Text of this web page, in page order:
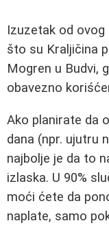
Izuzetak od ovog
što su Kraljičina
Mogren u Budvi,
obavezno
Ako planirate da
dana (npr. ujutru
najbolje je da to
izlaska. U 90%
moći ćete da
naplate, samo